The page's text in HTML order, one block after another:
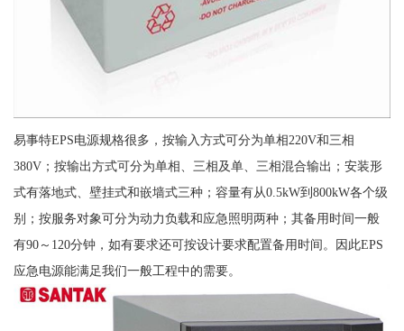
易事特EPS电源规格很多，按输入方式可分为单相220V和三相
380V；按输出方式可分为单相、三相及单、三相混合输出；安装形
式有落地式、壁挂式和嵌墙式三种；容量有从0.5kW到800kW各个级
别；按服务对象可分为动力负载和应急照明两种；其备用时间一般
有90～120分钟，如有要求还可按设计要求配置备用时间。因此EPS
应急电源能满足我们一般工程中的需要。